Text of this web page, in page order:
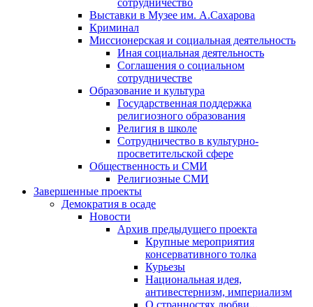
сотрудничество
Выставки в Музее им. А.Сахарова
Криминал
Миссионерская и социальная деятельность
Иная социальная деятельность
Соглашения о социальном
сотрудничестве
Образование и культура
Государственная поддержка
религиозного образования
Религия в школе
Сотрудничество в культурно-
просветительской сфере
Общественность и СМИ
Религиозные СМИ
Завершенные проекты
Демократия в осаде
Новости
Архив предыдущего проекта
Крупные мероприятия
консервативного толка
Курьезы
Национальная идея,
антивестернизм, империализм